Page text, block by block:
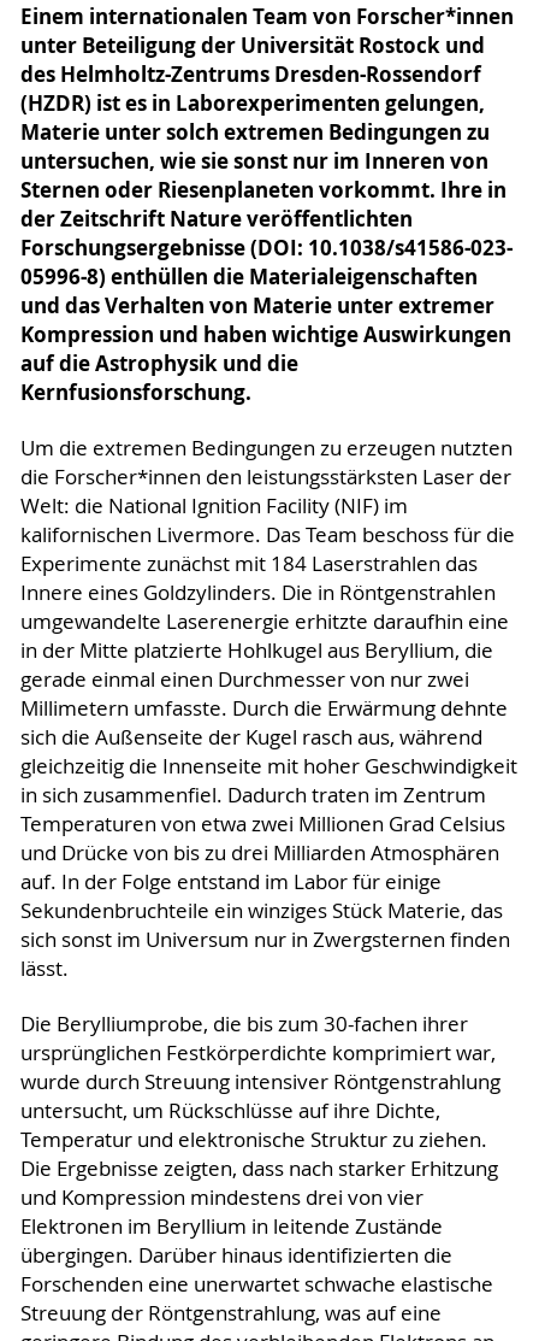
Einem internationalen Team von Forscher*innen
unter Beteiligung der Universität Rostock und
des Helmholtz-Zentrums Dresden-Rossendorf
(HZDR) ist es in Laborexperimenten gelungen,
Materie unter solch extremen Bedingungen zu
untersuchen, wie sie sonst nur im Inneren von
Sternen oder Riesenplaneten vorkommt. Ihre in
der Zeitschrift Nature veröffentlichten
Forschungsergebnisse (DOI: 10.1038/s41586-023-
05996-8) enthüllen die Materialeigenschaften
und das Verhalten von Materie unter extremer
Kompression und haben wichtige Auswirkungen
auf die Astrophysik und die
Kernfusionsforschung.
Um die extremen Bedingungen zu erzeugen nutzten
die Forscher*innen den leistungsstärksten Laser der
Welt: die National Ignition Facility (NIF) im
kalifornischen Livermore. Das Team beschoss für die
Experimente zunächst mit 184 Laserstrahlen das
Innere eines Goldzylinders. Die in Röntgenstrahlen
umgewandelte Laserenergie erhitzte daraufhin eine
in der Mitte platzierte Hohlkugel aus Beryllium, die
gerade einmal einen Durchmesser von nur zwei
Millimetern umfasste. Durch die Erwärmung dehnte
sich die Außenseite der Kugel rasch aus, während
gleichzeitig die Innenseite mit hoher Geschwindigkeit
in sich zusammenfiel. Dadurch traten im Zentrum
Temperaturen von etwa zwei Millionen Grad Celsius
und Drücke von bis zu drei Milliarden Atmosphären
auf. In der Folge entstand im Labor für einige
Sekundenbruchteile ein winziges Stück Materie, das
sich sonst im Universum nur in Zwergsternen finden
lässt.
Die Berylliumprobe, die bis zum 30-fachen ihrer
ursprünglichen Festkörperdichte komprimiert war,
wurde durch Streuung intensiver Röntgenstrahlung
untersucht, um Rückschlüsse auf ihre Dichte,
Temperatur und elektronische Struktur zu ziehen.
Die Ergebnisse zeigten, dass nach starker Erhitzung
und Kompression mindestens drei von vier
Elektronen im Beryllium in leitende Zustände
übergingen. Darüber hinaus identifizierten die
Forschenden eine unerwartet schwache elastische
Streuung der Röntgenstrahlung, was auf eine